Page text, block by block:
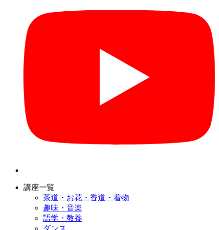
講座一覧
茶道・お花・香道・着物
趣味・音楽
語学・教養
ダンス